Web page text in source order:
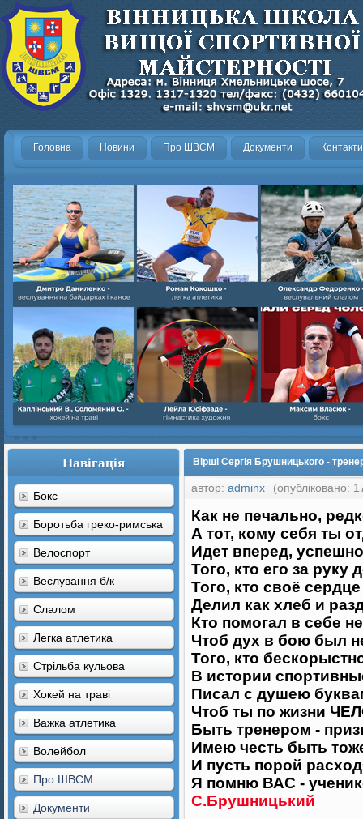
Головна Новини Про ШВСМ Документи Контакти
Навігація
Бокс
Боротьба греко-римська
Велоспорт
Веслування б/к
Cлалом
Легка атлетика
Стрільба кульова
Хокей на траві
Важка атлетика
Волейбол
Про ШВСМ
Документи
Вірші Сергія Брушницького -
автор: adminx (опубліковано:
Как не печально,
А тот, кому себя ты
Идет вперед,
Того, кто его за руку
Того, кто своё
Делил как хлеб и
Кто помогал в себе
Чтоб дух в бою был
Того, кто
В истории
Писал с душею
Чтоб ты по жизни
Быть тренером -
Имею честь быть
И пусть порой
Я помню ВАС -
С.Брушницький